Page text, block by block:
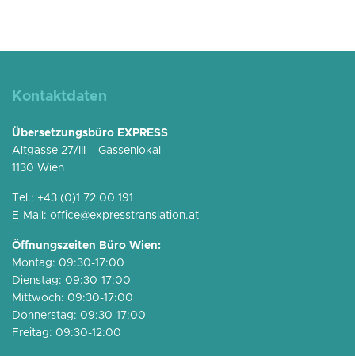
Kontaktdaten
Übersetzungsbüro EXPRESS
Altgasse 27/III – Gassenlokal
1130 Wien
Tel.: +43 (0)1 72 00 191
E-Mail: office@expresstranslation.at
Öffnungszeiten Büro Wien:
Montag: 09:30-17:00
Dienstag: 09:30-17:00
Mittwoch: 09:30-17:00
Donnerstag: 09:30-17:00
Freitag: 09:30-12:00